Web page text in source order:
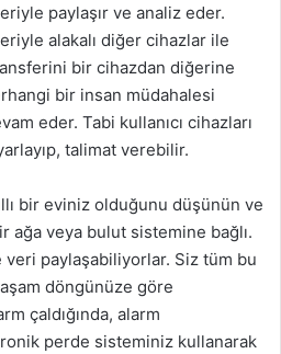
paylaşır ve analiz eder.
alakalı diğer cihazlar ile
bir cihazdan diğerine
bir insan müdahalesi
eder. Tabi kullanıcı cihazları
talimat verebilir.
bir eviniz olduğunu düşünün ve
ağa veya bulut sistemine bağlı.
paylaşabiliyorlar. Siz tüm bu
döngünüze göre
çaldığında, alarm
perde sisteminiz kullanarak